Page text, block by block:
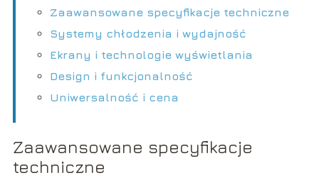
Zaawansowane specyfikacje techniczne
Systemy chłodzenia i wydajność
Ekrany i technologie wyświetlania
Design i funkcjonalność
Uniwersalność i cena
Zaawansowane specyfikacje
techniczne